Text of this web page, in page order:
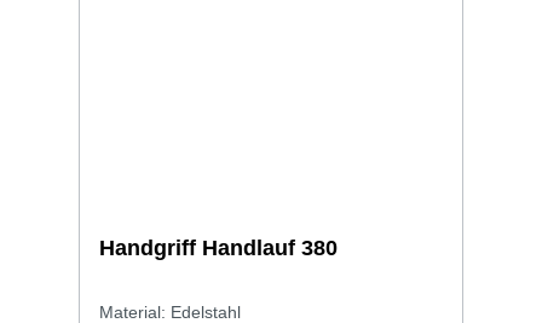
Handgriff Handlauf 380
Material: Edelstahl